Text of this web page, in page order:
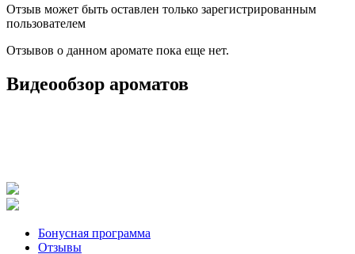
Отзыв может быть оставлен только зарегистрированным
пользователем
Отзывов о данном аромате пока еще нет.
Видеообзор ароматов
Бонусная программа
Отзывы